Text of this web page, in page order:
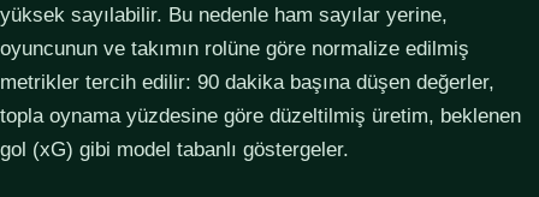
yüksek sayılabilir. Bu nedenle ham sayılar yerine,
oyuncunun ve takımın rolüne göre normalize edilmiş
metrikler tercih edilir: 90 dakika başına düşen değerler,
topla oynama yüzdesine göre düzeltilmiş üretim, beklenen
gol (xG) gibi model tabanlı göstergeler.